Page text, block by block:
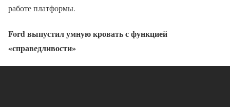
работе платформы.
Ford выпустил умную кровать с функцией
«справедливости»